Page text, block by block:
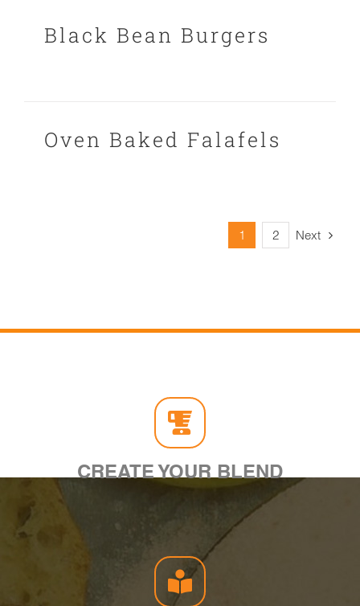
Black Bean Burgers
Oven Baked Falafels
1 2 Next
CREATE YOUR BLEND